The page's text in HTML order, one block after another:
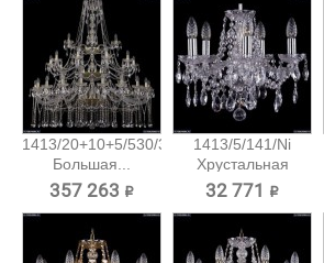
1413/20+10+5/530/3d/G
Большая...
357 263 ₽
1413/5/141/Ni
Хрустальная
подвесная...
32 771 ₽